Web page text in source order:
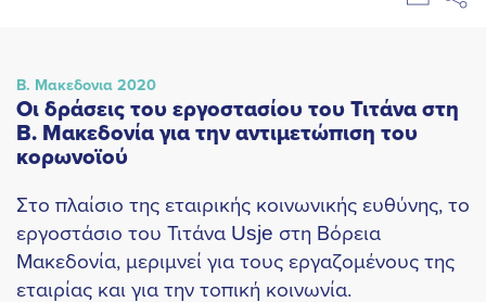
Β. Μακεδονια 2020
Οι δράσεις του εργοστασίου του Τιτάνα στη
Β. Μακεδονία για την αντιμετώπιση του
κορωνοϊού
Στο πλαίσιο της εταιρικής κοινωνικής ευθύνης, το
εργοστάσιο του Τιτάνα Usje στη Βόρεια
Μακεδονία, μεριμνεί για τους εργαζομένους της
εταιρίας και για την τοπική κοινωνία.